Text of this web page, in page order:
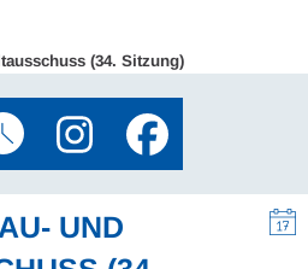
(34. Sitzung)
UND